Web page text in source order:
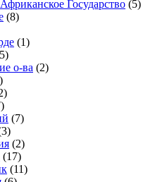
Государство (5)
(8)
(1)
о-ва (2)
(7)
(2)
(17)
(11)